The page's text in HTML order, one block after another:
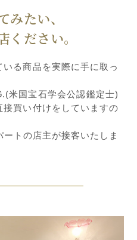
みたい、
ください。
る商品を実際に手に取っ
米国宝石学会公認鑑定士)
買い付けをしていますの
トの店主が接客いたしま